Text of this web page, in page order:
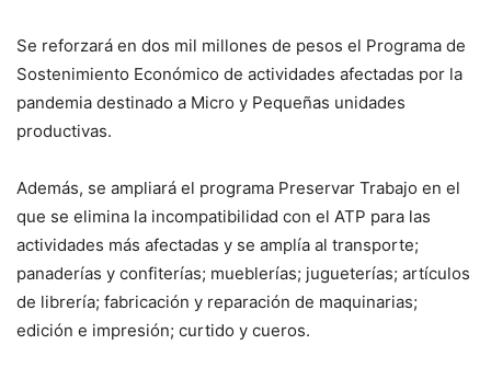
Se reforzará en dos mil millones de pesos el Programa de
Sostenimiento Económico de actividades afectadas por la
pandemia destinado a Micro y Pequeñas unidades
productivas.
Además, se ampliará el programa Preservar Trabajo en el
que se elimina la incompatibilidad con el ATP para las
actividades más afectadas y se amplía al transporte;
panaderías y confiterías; mueblerías; jugueterías; artículos
de librería; fabricación y reparación de maquinarias;
edición e impresión; curtido y cueros.